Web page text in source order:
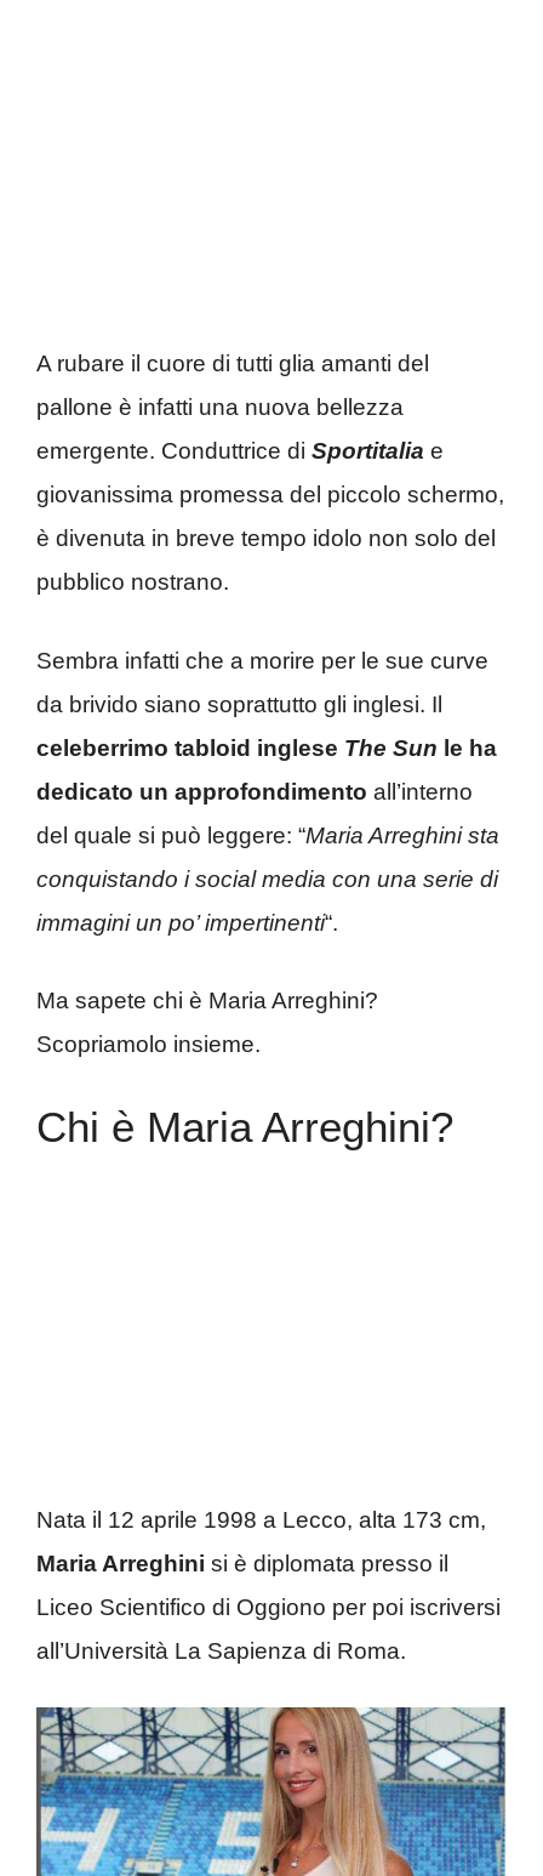
A rubare il cuore di tutti glia amanti del
pallone è infatti una nuova bellezza
emergente. Conduttrice di Sportitalia e
giovanissima promessa del piccolo schermo,
è divenuta in breve tempo idolo non solo del
pubblico nostrano.
Sembra infatti che a morire per le sue curve
da brivido siano soprattutto gli inglesi. Il
celeberrimo tabloid inglese The Sun le ha
dedicato un approfondimento all’interno
del quale si può leggere: “Maria Arreghini sta
conquistando i social media con una serie di
immagini un po’ impertinenti“.
Ma sapete chi è Maria Arreghini?
Scopriamolo insieme.
Chi è Maria Arreghini?
Nata il 12 aprile 1998 a Lecco, alta 173 cm,
Maria Arreghini si è diplomata presso il
Liceo Scientifico di Oggiono per poi iscriversi
all’Università La Sapienza di Roma.